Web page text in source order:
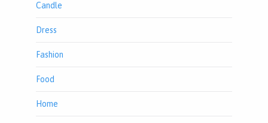
Candle
Dress
Fashion
Food
Home